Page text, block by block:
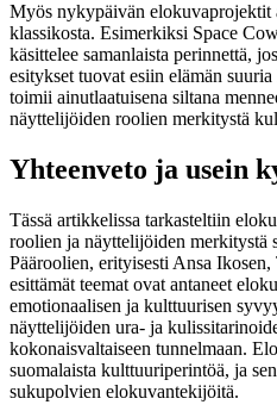
Myös nykypäivän elokuvaprojektit
klassikosta. Esimerkiksi Space
käsittelee samanlaista perinnettä,
esitykset tuovat esiin elämän
toimii ainutlaatuisena siltana
näyttelijöiden roolien merkitystä
Yhteenveto ja usein
Tässä artikkelissa tarkasteltiin
roolien ja näyttelijöiden merkitystä
Pääroolien, erityisesti Ansa
esittämät teemat ovat antaneet
emotionaalisen ja kulttuurisen
näyttelijöiden ura- ja
kokonaisvaltaiseen tunnelmaan.
suomalaista kulttuuriperintöä, ja
sukupolvien elokuvantekijöitä.